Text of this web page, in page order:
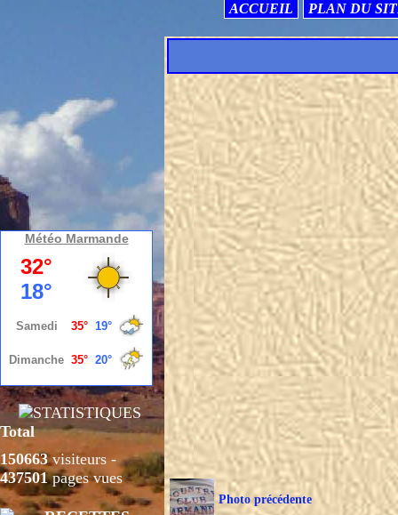
ACCUEIL PLAN DU
Météo Marmande
Total
150663visiteurs -
437501pages vues
Photo précédente